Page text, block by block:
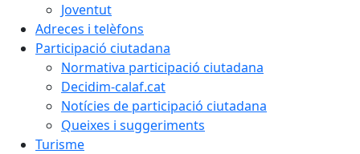
Joventut
Adreces i telèfons
Participació ciutadana
Normativa participació ciutadana
Decidim-calaf.cat
Notícies de participació ciutadana
Queixes i suggeriments
Turisme